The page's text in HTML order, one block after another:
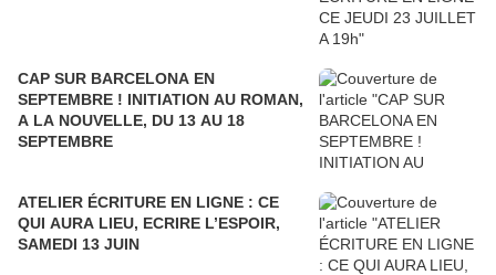
CAP SUR BARCELONA EN
SEPTEMBRE ! INITIATION AU ROMAN,
A LA NOUVELLE, DU 13 AU 18
SEPTEMBRE
ATELIER ÉCRITURE EN LIGNE : CE
QUI AURA LIEU, ECRIRE L’ESPOIR,
SAMEDI 13 JUIN